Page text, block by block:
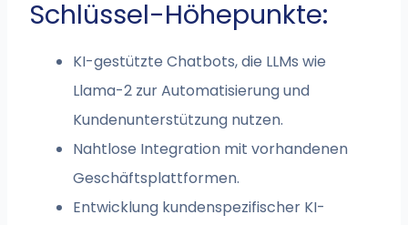
Schlüssel-Höhepunkte:
KI-gestützte Chatbots, die LLMs wie
Llama-2 zur Automatisierung und
Kundenunterstützung nutzen.
Nahtlose Integration mit vorhandenen
Geschäftsplattformen.
Entwicklung kundenspezifischer KI-